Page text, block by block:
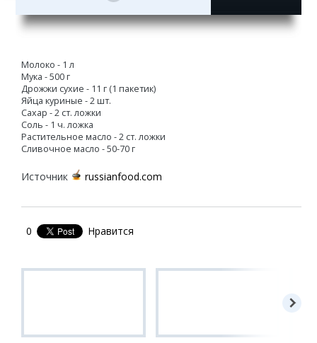
Молоко - 1 л
Мука - 500 г
Дрожжи сухие - 11 г (1 пакетик)
Яйца куриные - 2 шт.
Сахар - 2 ст. ложки
Соль - 1 ч. ложка
Растительное масло - 2 ст. ложки
Сливочное масло - 50-70 г
Источник russianfood.com
0 Нравится